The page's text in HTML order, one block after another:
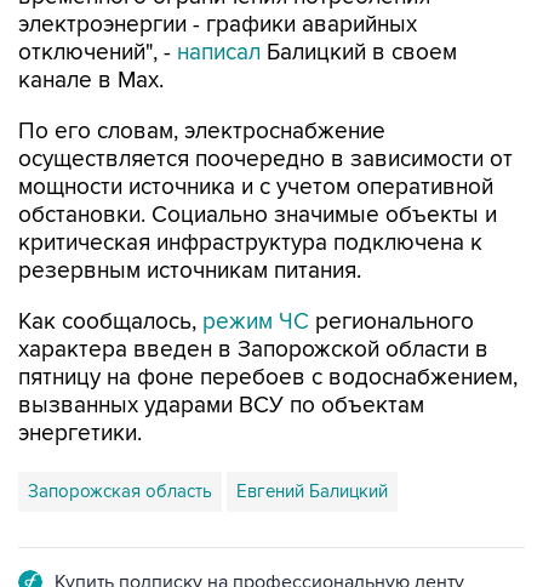
канале в Max.
По его словам, электроснабжение
мощности источника и с учетом оперативной
обстановки. Социально значимые объекты и
критическая инфраструктура подключена к
резервным источникам питания.
Как сообщалось,режим ЧСрегионального
пятницу на фоне перебоев с водоснабжением,
вызванных ударами ВСУ по объектам
энергетики.
Запорожская область
Подписаться на рассылку главных новостей сайта